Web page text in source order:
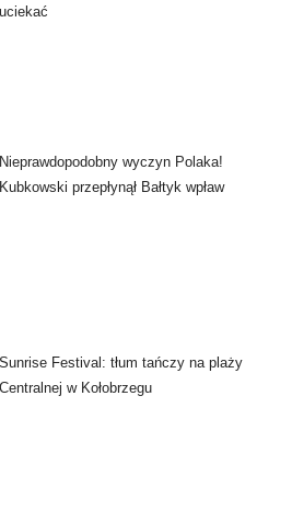
uciekać
Nieprawdopodobny wyczyn Polaka!
Kubkowski przepłynął Bałtyk wpław
Sunrise Festival: tłum tańczy na plaży
Centralnej w Kołobrzegu